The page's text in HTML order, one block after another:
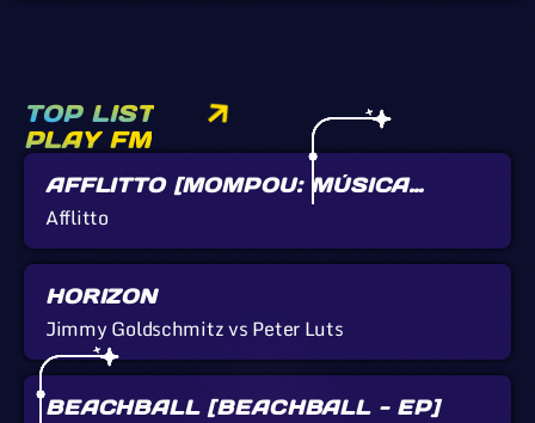
TOP LIST
PLAY FM
AFFLITTO [MOMPOU: MÚSICA
CALLADA]
Afflitto
HORIZON
Jimmy Goldschmitz vs Peter Luts
BEACHBALL [BEACHBALL - EP]